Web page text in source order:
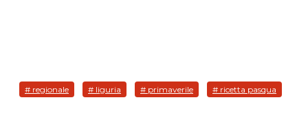
# regionale # liguria # primaverile # ricetta pasqua